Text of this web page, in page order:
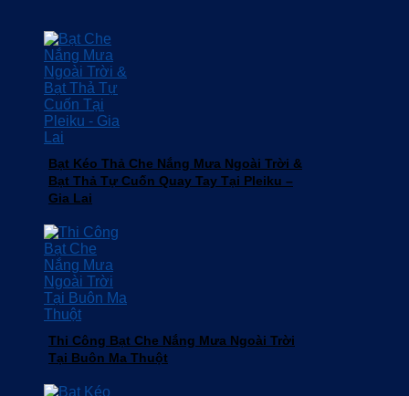
Bạt Kéo Thả Che Nắng Mưa Ngoài Trời &
Bạt Thả Tự Cuốn Quay Tay Tại Pleiku –
Gia Lai
Thi Công Bạt Che Nắng Mưa Ngoài Trời
Tại Buôn Ma Thuột